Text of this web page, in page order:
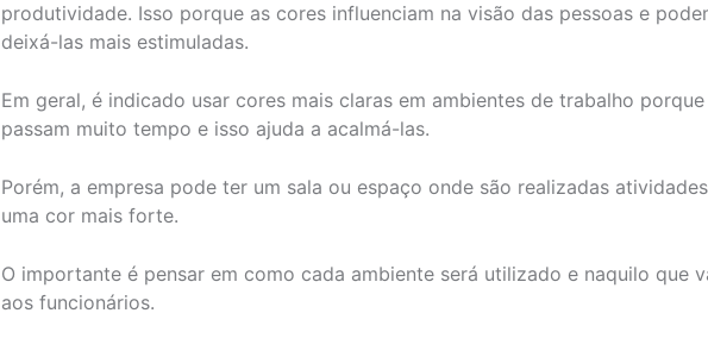
produtividade. Isso porque as cores influenciam na visão das pessoas e
deixá-las mais estimuladas.
Em geral, é indicado usar cores mais claras em ambientes de trabalho
passam muito tempo e isso ajuda a acalmá-las.
Porém, a empresa pode ter um sala ou espaço onde são realizadas
uma cor mais forte.
O importante é pensar em como cada ambiente será utilizado e naquilo que
aos funcionários.